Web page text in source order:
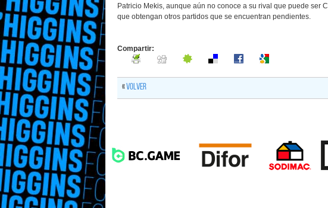
Patricio Mekis, aunque aún no conoce a su rival que puede ser
que obtengan otros partidos que se encuentran pendientes.
Compartir:
«Volver